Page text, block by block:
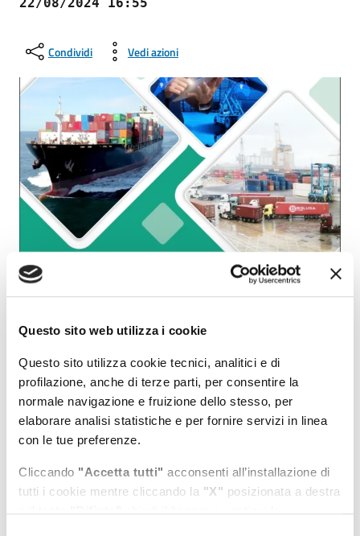
Questo sito web utilizza i cookie
Questo sito utilizza cookie tecnici, analitici e di
profilazione, anche di terze parti, per consentire la
normale navigazione e fruizione dello stesso, per
elaborare analisi statistiche e per fornire servizi in linea
con le tue preferenze.
Cliccando "Accetta tutti" acconsenti all’installazione di
tutti i cookie mentre cliccando la "X" posizionata a destra
Condividi Vedi azioni
Il tecnico dovrà essere in grado di gestire i processi di
spedizione e le attività logistiche connesse (magazzino,
allestimenti, trasporto intermodale, ciclo dell’ordine) che
intervengono nella gestione delle merci importate o
esportate mediante un porto e della relazione tra il porto e
l’area di scarico o carico. Particolare attenzione e rilevanza
sarà dedicata al trasferimento di competenze digitali in
ambito applicativo.
Per le modalità di iscrizione visita il sito
www.fondazionecaboto.it